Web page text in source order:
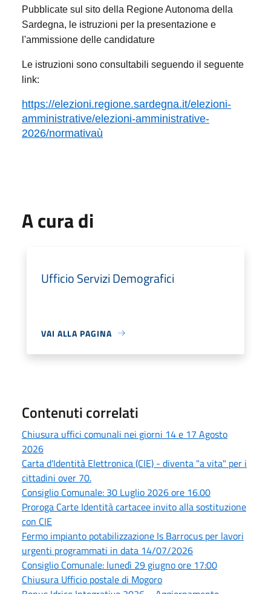
Pubblicate sul sito della Regione Autonoma della
Sardegna, le istruzioni per la presentazione e
l'ammissione delle candidature
Le istruzioni sono consultabili seguendo il seguente
link:
https://elezioni.regione.sardegna.it/elezioni-
amministrative/elezioni-amministrative-
2026/normativaù
A cura di
Ufficio Servizi Demografici
VAI ALLA PAGINA
Contenuti correlati
Chiusura uffici comunali nei giorni 14 e 17 Agosto
2026
Carta d'Identità Elettronica (CIE) - diventa "a vita" per i
cittadini over 70.
Consiglio Comunale: 30 Luglio 2026 ore 16.00
Proroga Carte Identità cartacee invito alla sostituzione
con CIE
Fermo impianto potabilizzazione Is Barrocus per lavori
urgenti programmati in data 14/07/2026
Consiglio Comunale: lunedì 29 giugno ore 17:00
Chiusura Ufficio postale di Mogoro